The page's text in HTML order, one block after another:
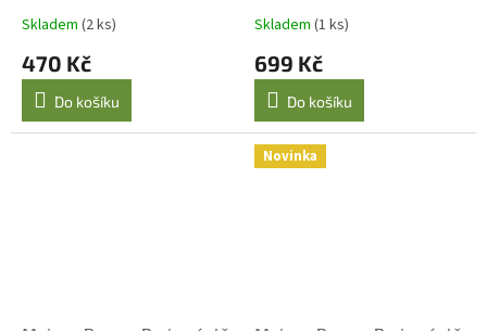
Skladem (2 ks)
470 Kč
Do košíku
Skladem (1 ks)
699 Kč
Do košíku
Novinka